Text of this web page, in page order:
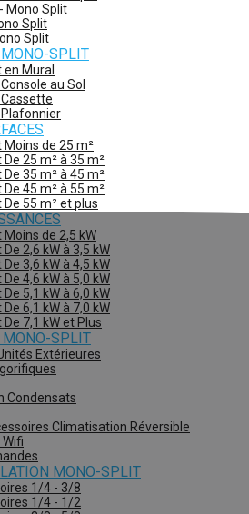
Mono Split
Split
Split
MONO-SPLIT
en Mural
au Sol
Moins de 25 m²
De 25 m² à 35 m²
De 35 m² à 45 m²
De 45 m² à 55 m²
De 55 m² et plus
Moins de 2,5 kW
2,6 kW à 3,5 kW
3,6 kW à 4,5 kW
4,6 kW à 5,0 kW
5,1 kW à 6,0 kW
6,1 kW à 7,0 kW
De 7,1 kW et Plus
MONO-SPLIT
Extérieures
Condensats
Climatisation Réversible
MONO-SPLIT
1/4 - 3/8
1/4 - 1/2